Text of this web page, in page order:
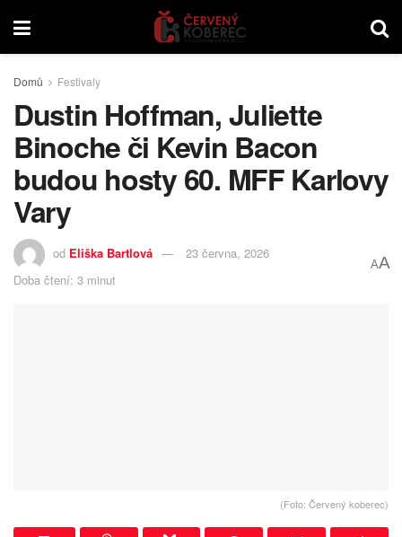
Domů Festivaly
Dustin Hoffman, Juliette
Binoche či Kevin Bacon
budou hosty 60. MFF Karlovy
Vary
od Eliška Bartlová
23 června, 2026
Doba čtení: 3 minut
AA
(Foto: Červený koberec)